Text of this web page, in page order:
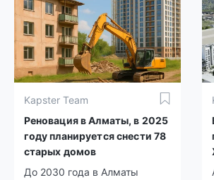
амбулатории и фельдшерско-
акушерские пункты, что
улучшает доступ к
медпомощи для жителей
отдаленных населенных
пунктов.
Kapster Team
Реновация в Алматы, в 2025
году планируется снести 78
старых домов
До 2030 года в Алматы